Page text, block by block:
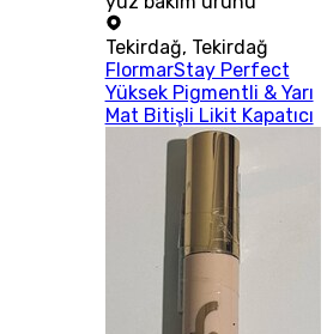
Tekirdağ, Tekirdağ
FlormarStay Perfect
Yüksek Pigmentli & Yarı
Mat Bitişli Likit Kapatıcı